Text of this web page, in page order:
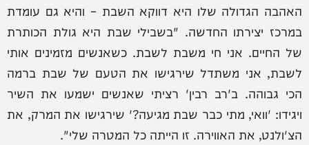
האהבה הגדולה שלו היא דווקא השבת – והיא גם עומדת
במרכז יצירתו החדשה. "בשבילי שבת היא גולת הכותרת
של החיים. אני חי משבת לשבת. כשאנשים מזמינים אותי
לשבת, אני משתדל שירגישו את הטעם של שבת ברמה
הכי גבוהה. ב'רב רבין' רציתי שאנשים ישמעו את השיר
ויגידו: 'וואי, מתי כבר שבת מגיעה?' שירגישו את המרק, את
הצ'ולנט, את האווירה. זו הייתה כל המטרה שלי".